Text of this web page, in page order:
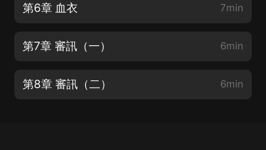
第6章 血衣 7min
第7章 審訊（一） 6min
第8章 審訊（二） 6min